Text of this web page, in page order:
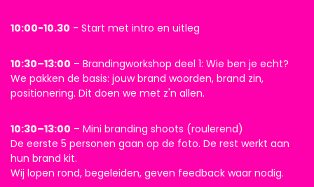
10:00-10.30 - Start met intro en uitleg
10:30–13:00 – Brandingworkshop deel 1: Wie ben je echt?
We pakken de basis: jouw brand woorden, brand zin,
positionering. Dit doen we met z'n allen.
10:30–13:00 – Mini branding shoots (roulerend)
De eerste 5 personen gaan op de foto. De rest werkt aan
hun brand kit.
Wij lopen rond, begeleiden, geven feedback waar nodig.